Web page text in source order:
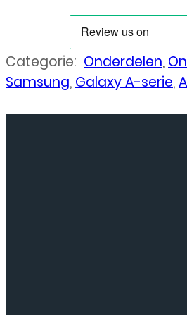
Categorie: Onderdelen,
Samsung,Galaxy A-serie,